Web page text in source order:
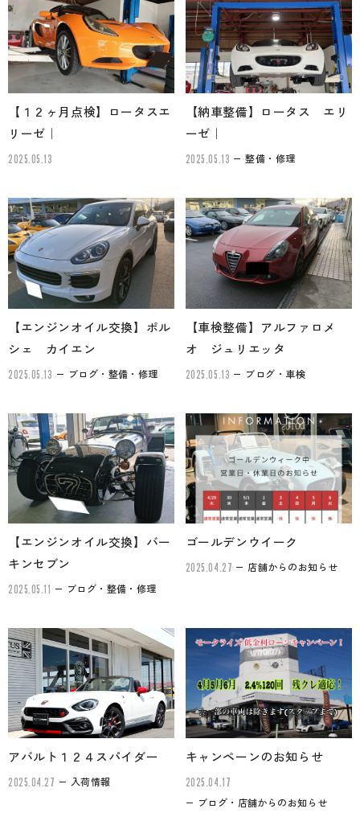
【１２ヶ月点検】ロータスエ
リーゼ｜
2025.05.13
【納車整備】ロータス エリ
ーゼ｜
2025.05.13 整備・修理
【エンジンオイル交換】ポル
シェ カイエン
2025.05.13 ブログ・整備・修理
【車検整備】アルファロメ
オ ジュリエッタ
2025.05.13 ブログ・車検
【エンジンオイル交換】バー
キンセブン
2025.05.11 ブログ・整備・修理
ゴールデンウイーク
2025.04.27 店舗からのお知らせ
アバルト１２４スパイダー
2025.04.27 入荷情報
キャンペーンのお知らせ
2025.04.17
ブログ・店舗からのお知らせ